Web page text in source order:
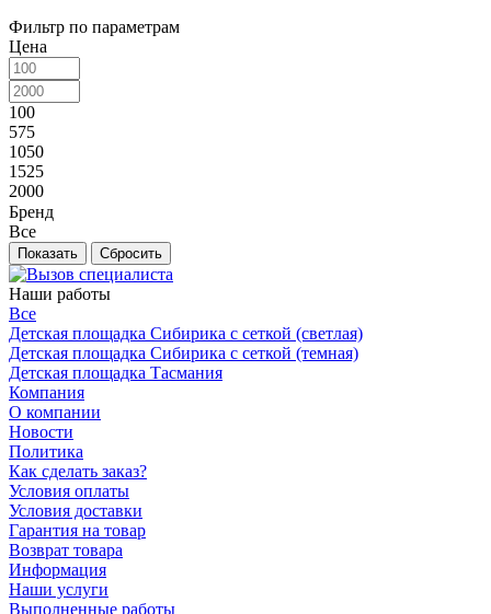
Фильтр по параметрам
Цена
100
575
1050
1525
2000
Бренд
Все
Сбросить
Наши работы
Все
Детская площадка Сибирика с сеткой (светлая)
Детская площадка Сибирика с сеткой (темная)
Детская площадка Тасмания
Компания
О компании
Новости
Политика
Как сделать заказ?
Условия оплаты
Условия доставки
Гарантия на товар
Возврат товара
Информация
Наши услуги
Выполненные работы